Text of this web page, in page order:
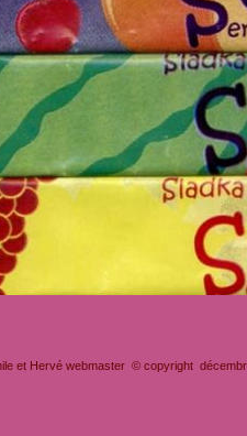
et Hervé webmaster © copyright